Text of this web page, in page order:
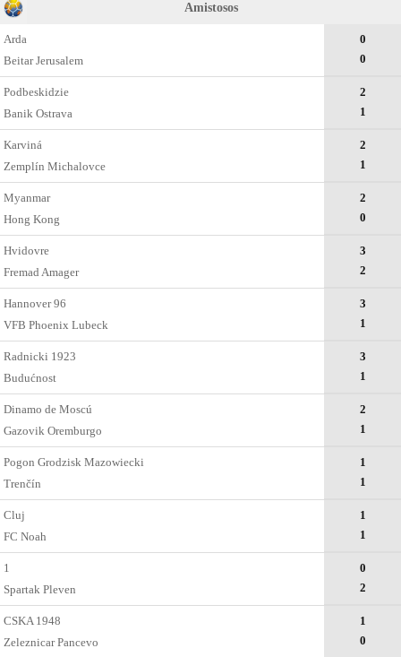
Amistosos
Arda
Beitar Jerusalem
0
0
Podbeskidzie
Banik Ostrava
2
1
Karviná
Zemplín Michalovce
2
1
Myanmar
Hong Kong
2
0
Hvidovre
Fremad Amager
3
2
Hannover 96
VFB Phoenix Lubeck
3
1
Radnicki 1923
Budućnost
3
1
Dinamo de Moscú
Gazovik Oremburgo
2
1
Pogon Grodzisk Mazowiecki
Trenčín
1
1
Cluj
FC Noah
1
1
1
Spartak Pleven
0
2
CSKA 1948
Zeleznicar Pancevo
1
0